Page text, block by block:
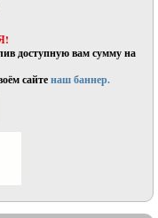
доступную вам сумму на
сайтенаш баннер.